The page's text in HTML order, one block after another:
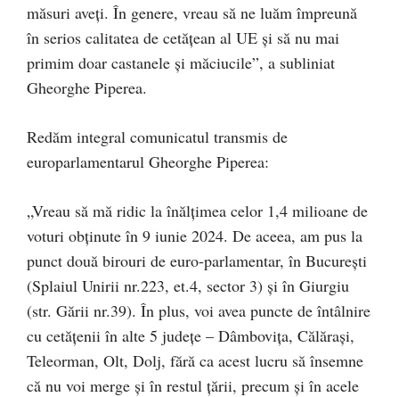
măsuri aveți. În genere, vreau să ne luăm împreună
în serios calitatea de cetățean al UE și să nu mai
primim doar castanele și măciucile”, a subliniat
Gheorghe Piperea.
Redăm integral comunicatul transmis de
europarlamentarul Gheorghe Piperea:
„Vreau să mă ridic la înălțimea celor 1,4 milioane de
voturi obținute în 9 iunie 2024. De aceea, am pus la
punct două birouri de euro-parlamentar, în București
(Splaiul Unirii nr.223, et.4, sector 3) și în Giurgiu
(str. Gării nr.39). În plus, voi avea puncte de întâlnire
cu cetățenii în alte 5 județe – Dâmbovița, Călărași,
Teleorman, Olt, Dolj, fără ca acest lucru să însemne
că nu voi merge și în restul țării, precum și în acele